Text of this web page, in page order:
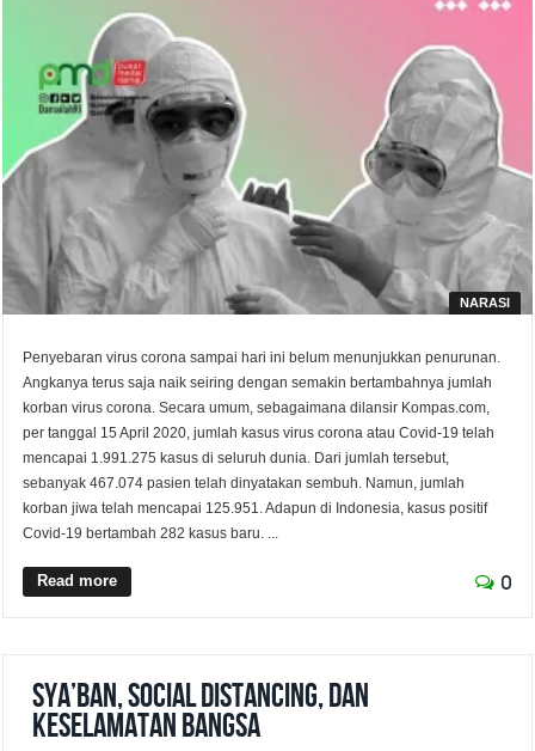
NARASI
Penyebaran virus corona sampai hari ini belum menunjukkan penurunan.
Angkanya terus saja naik seiring dengan semakin bertambahnya jumlah
korban virus corona. Secara umum, sebagaimana dilansir Kompas.com,
per tanggal 15 April 2020, jumlah kasus virus corona atau Covid-19 telah
mencapai 1.991.275 kasus di seluruh dunia. Dari jumlah tersebut,
sebanyak 467.074 pasien telah dinyatakan sembuh. Namun, jumlah
korban jiwa telah mencapai 125.951. Adapun di Indonesia, kasus positif
Covid-19 bertambah 282 kasus baru. ...
Read more 0
Sya’ban, Social Distancing, dan
Keselamatan Bangsa